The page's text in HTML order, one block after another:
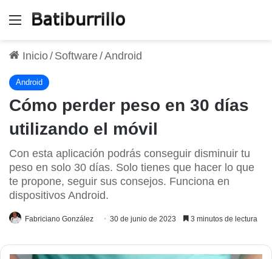
Menú
Inicio/ Software/Android
Android
Cómo perder peso en 30 días
utilizando el móvil
Con esta aplicación podrás conseguir disminuir tu
peso en solo 30 días. Solo tienes que hacer lo que
te propone, seguir sus consejos. Funciona en
dispositivos Android.
Fabriciano González 30 de junio de 2023 3 minutos de lectura